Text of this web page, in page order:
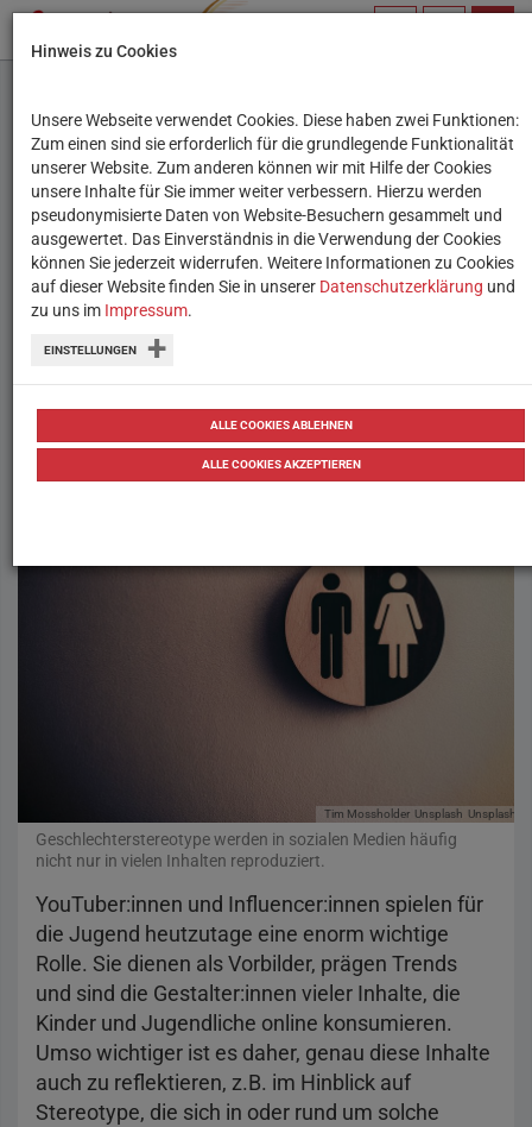
Medienheld:innen:
Typisch Frau, typisch
Mann
In sozialen Netzwerken finden sich
Geschlechtsstereotype in vielen
Formen. Umso wichtiger ist es, sich
dessen bewusst zu sein.
21.01.2022 Berichte & Reportagen Jugendkultur
Tim Mossholder Unsplash Unsplash-
Geschlechterstereotype werden in sozialen Medien häufig
nicht nur in vielen Inhalten reproduziert.
YouTuber:innen und Influencer:innen spielen für
die Jugend heutzutage eine enorm wichtige
Rolle. Sie dienen als Vorbilder, prägen Trends
und sind die Gestalter:innen vieler Inhalte, die
Kinder und Jugendliche online konsumieren.
Umso wichtiger ist es daher, genau diese Inhalte
auch zu reflektieren, z.B. im Hinblick auf
Stereotype, die sich in oder rund um solche
Hinweis zu Cookies
Unsere Webseite verwendet Cookies. Diese haben zwei Funktionen:
Zum einen sind sie erforderlich für die grundlegende Funktionalität
unserer Website. Zum anderen können wir mit Hilfe der Cookies
unsere Inhalte für Sie immer weiter verbessern. Hierzu werden
pseudonymisierte Daten von Website-Besuchern gesammelt und
ausgewertet. Das Einverständnis in die Verwendung der Cookies
können Sie jederzeit widerrufen. Weitere Informationen zu Cookies
auf dieser Website finden Sie in unserer Datenschutzerklärung und
zu uns im Impressum.
EINSTELLUNGEN
ALLE COOKIES ABLEHNEN
ALLE COOKIES AKZEPTIEREN